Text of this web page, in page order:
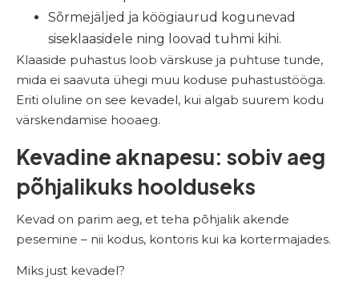
Sõrmejäljed ja köögiaurud kogunevad
siseklaasidele ning loovad tuhmi kihi.
Klaaside puhastus loob värskuse ja puhtuse tunde,
mida ei saavuta ühegi muu koduse puhastustööga.
Eriti oluline on see kevadel, kui algab suurem kodu
värskendamise hooaeg.
Kevadine aknapesu: sobiv aeg
põhjalikuks hoolduseks
Kevad on parim aeg, et teha põhjalik akende
pesemine – nii kodus, kontoris kui ka kortermajades.
Miks just kevadel?